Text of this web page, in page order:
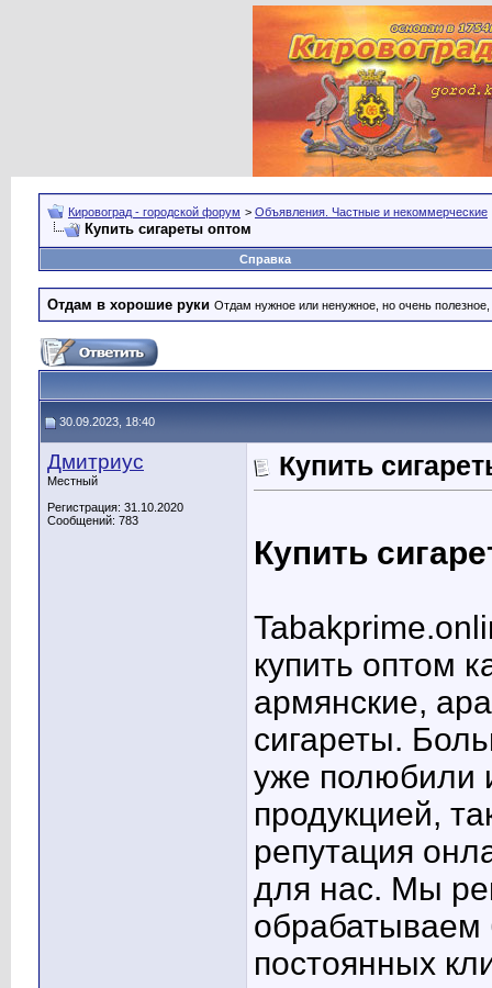
Кировоград - городской форум > Объявления. Частные и некоммерческие
Купить сигареты оптом
Справка
Отдам в хорошие руки Отдам нужное или ненужное, но очень
30.09.2023, 18:40
Дмитриус
Местный
Регистрация: 31.10.2020
Сообщений: 783
Купить
Купить
купить оптом
армянские,
сигареты.
уже полюбили
продукцией,
репутация
для нас. Мы
обрабатываем
постоянных